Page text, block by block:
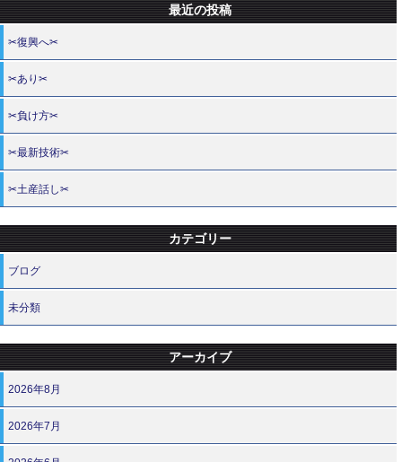
最近の投稿
✂復興へ✂
✂あり✂
✂負け方✂
✂最新技術✂
✂土産話し✂
カテゴリー
ブログ
未分類
アーカイブ
2026年8月
2026年7月